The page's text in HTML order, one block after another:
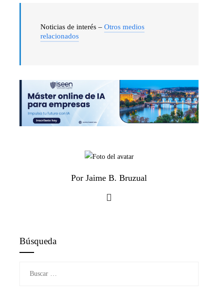
Noticias de interés – Otros medios
relacionados
Por Jaime B. Bruzual
Búsqueda